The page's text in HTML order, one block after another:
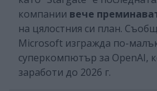
компании вече
на цялостния си план.
Microsoft изгражда по-
суперкомпютър за OpenAI,
заработи до 2026 г.